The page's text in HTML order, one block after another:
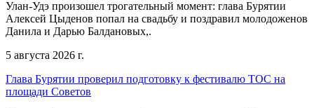
Улан-Удэ произошел трогательный момент: глава Бурятии
Алексей Цыденов попал на свадьбу и поздравил молодоженов
Данила и Дарью Балдановых,.
5 августа 2026 г.
Глава Бурятии проверил подготовку к фестивалю ТОС на
площади Советов